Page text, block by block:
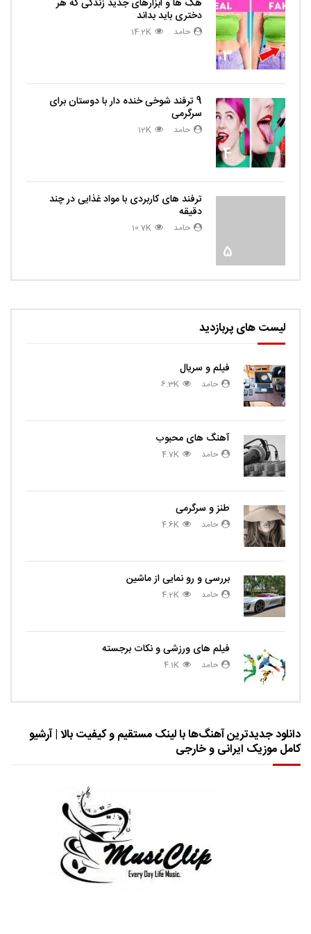
3
هک ها و ابزارهای جدید زندگی که هر
دختری باید بداند
حامد 14.2K
4
9 ترفند شوخی خنده دار با دوستان برای
سرگرمی
حامد 12K
5
ترفند های کاربردی با مواد غذایی در چند
دقیقه
حامد 10.7K
لیست های پربازدید
فیلم و سریال
حامد 6.3K
آهنگ های محبوب
حامد 4.7K
طنز و سرگرمی
حامد 4.6K
بررسی و رو نمایی از ماشین
حامد 4.2K
فیلم های ورزشی و نکات برجسته
حامد 4.1K
دانلود جدیدترین آهنگ‌ها با لینک مستقیم و کیفیت بالا | آرشیو
کامل موزیک ایرانی و خارجی